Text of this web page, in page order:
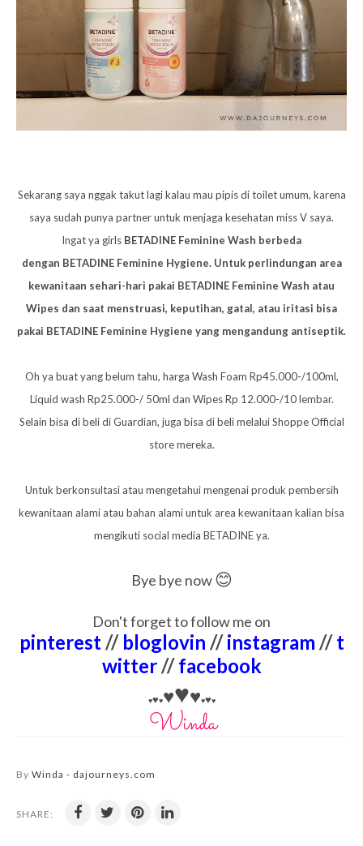
Sekarang saya nggak takut lagi kalau mau pipis di toilet umum, karena
saya sudah punya partner untuk menjaga kesehatan miss V saya.
Ingat ya girls BETADINE Feminine Wash berbeda
dengan BETADINE Feminine Hygiene. Untuk perlindungan area
kewanitaan sehari-hari pakai BETADINE Feminine Wash atau
Wipes dan saat menstruasi, keputihan, gatal, atau iritasi bisa
pakai BETADINE Feminine Hygiene yang mengandung antiseptik.
Oh ya buat yang belum tahu, harga Wash Foam Rp45.000-/100ml,
Liquid wash Rp25.000-/ 50ml dan Wipes Rp 12.000-/10 lembar.
Selain bisa di beli di Guardian, juga bisa di beli melalui Shoppe Official
store mereka.
Untuk berkonsultasi atau mengetahui mengenai produk pembersih
kewanitaan alami atau bahan alami untuk area kewanitaan kalian bisa
mengikuti social media BETADINE ya.
Bye bye now😊
Don't forget to follow me on
pinterest // bloglovin //instagram //t
witter//facebook
♥♥♥♥♥♥♥♥♥
By Winda - dajourneys.com
SHARE: